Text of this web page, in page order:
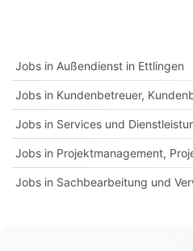
Jobs in Außendienst in Ettlingen
Jobs in Kundenbetreuer,
Jobs in Services und
Jobs in Projektmanagement,
Jobs in Sachbearbeitung und